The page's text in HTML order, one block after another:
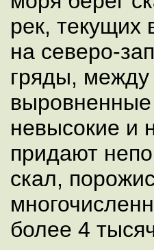
рек, текущих
на северо-
гряды, между
выровненные
невысокие и
придают
скал,
более 4